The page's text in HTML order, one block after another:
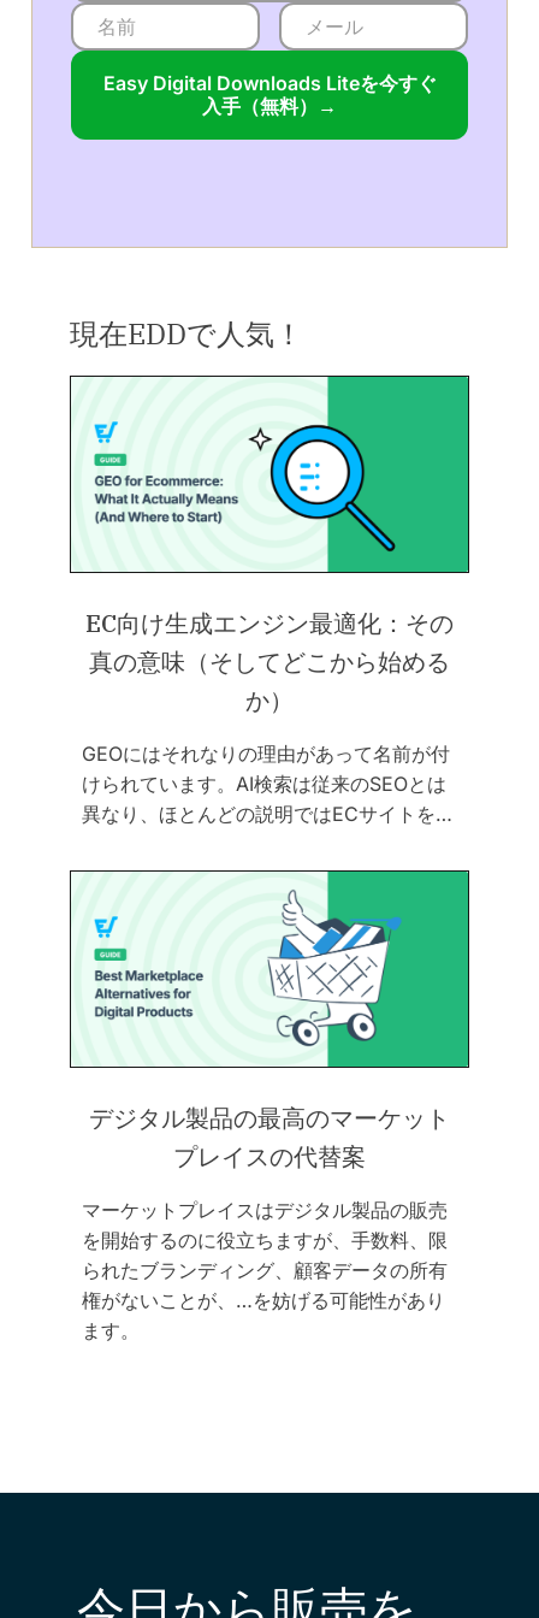
Easy Digital Downloads Liteを今すぐ
入手（無料）→
現在EDDで人気！
EC向け生成エンジン最適化：その
真の意味（そしてどこから始める
か）
GEOにはそれなりの理由があって名前が付
けられています。AI検索は従来のSEOとは
異なり、ほとんどの説明ではECサイトを…
デジタル製品の最高のマーケット
プレイスの代替案
マーケットプレイスはデジタル製品の販売
を開始するのに役立ちますが、手数料、限
られたブランディング、顧客データの所有
権がないことが、…を妨げる可能性があり
ます。